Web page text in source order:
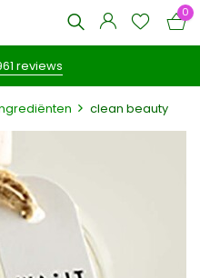
0
reviews
clean beauty